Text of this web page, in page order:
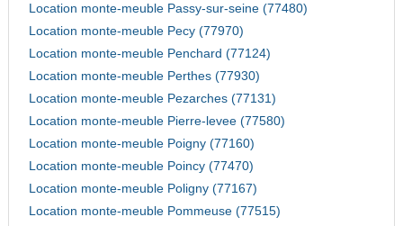
Location monte-meuble Passy-sur-seine (77480)
Location monte-meuble Pecy (77970)
Location monte-meuble Penchard (77124)
Location monte-meuble Perthes (77930)
Location monte-meuble Pezarches (77131)
Location monte-meuble Pierre-levee (77580)
Location monte-meuble Poigny (77160)
Location monte-meuble Poincy (77470)
Location monte-meuble Poligny (77167)
Location monte-meuble Pommeuse (77515)